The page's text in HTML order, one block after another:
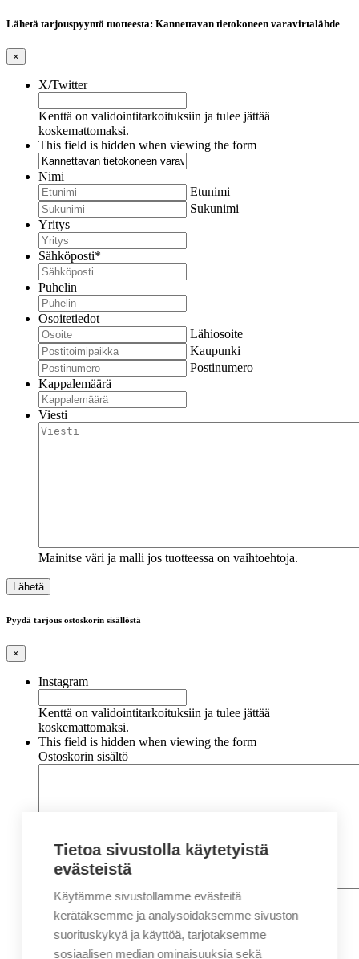
Lähetä tarjouspyyntö tuotteesta: Kannettavan tietokoneen varavirtalähde
×
X/Twitter
Kenttä on validointitarkoituksiin ja tulee jättää
koskemattomaksi.
This field is hidden when viewing the form
Nimi
Etunimi
Sukunimi
Yritys
Sähköposti*
Puhelin
Osoitetiedot
Lähiosoite
Kaupunki
Postinumero
Kappalemäärä
Viesti
Mainitse väri ja malli jos tuotteessa on vaihtoehtoja.
Pyydä tarjous ostoskorin sisällöstä
×
Instagram
Kenttä on validointitarkoituksiin ja tulee jättää
koskemattomaksi.
This field is hidden when viewing the form
Ostoskorin sisältö
Nimi*
Etunimi
Sukunimi
Tietoa sivustolla käytetyistä
evästeistä
Käytämme sivustollamme evästeitä
kerätäksemme ja analysoidaksemme sivuston
suorituskykyä ja käyttöä, tarjotaksemme
sosiaalisen median ominaisuuksia sekä